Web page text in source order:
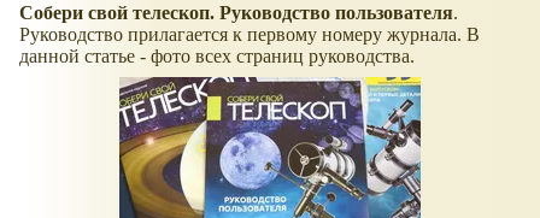
Собери свой телескоп. Руководство пользователя.
Руководство прилагается к первому номеру журнала. В
данной статье - фото всех страниц руководства.